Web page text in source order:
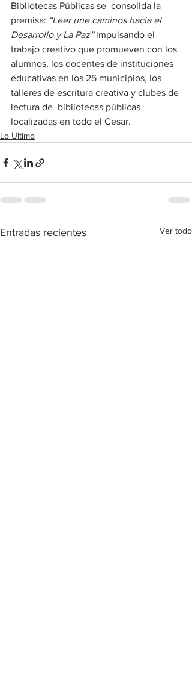
Bibliotecas Públicas se  consolida la
premisa: “Leer une caminos hacia el
Desarrollo y La Paz” impulsando el
trabajo creativo que promueven con los
alumnos, los docentes de instituciones
educativas en los 25 municipios, los
talleres de escritura creativa y clubes de
lectura de  bibliotecas públicas
localizadas en todo el Cesar.
Lo Ultimo
Entradas recientes Ver todo